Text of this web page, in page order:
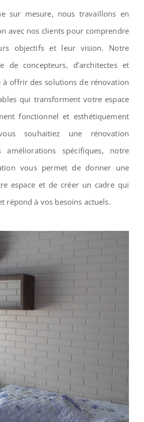
sur mesure, nous travaillons en
avec nos clients pour comprendre
objectifs et leur vision. Notre
de concepteurs, d’architectes et
à offrir des solutions de rénovation
qui transforment votre espace
fonctionnel et esthétiquement
souhaitiez une rénovation
spécifiques, notre
vous permet de donner une
espace et de créer un cadre qui
répond à vos besoins actuels.